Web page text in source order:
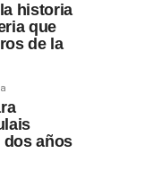
historia
que
de la
dos años